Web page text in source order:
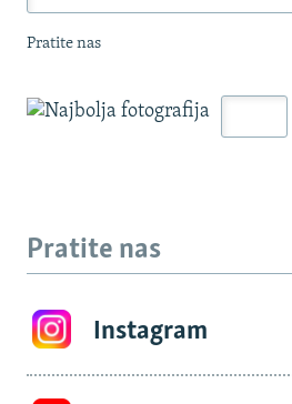
Pratite nas
Pratite nas
Instagram